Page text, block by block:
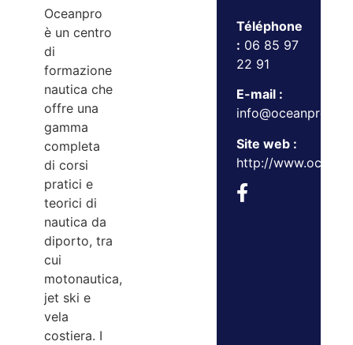
Oceanpro
è un centro
di
formazione
nautica che
offre una
gamma
completa
di corsi
pratici e
teorici di
nautica da
diporto, tra
cui
motonautica,
jet ski e
vela
costiera. I
Téléphone
: 06 85 97
22 91
E-mail :
Site web :
http://